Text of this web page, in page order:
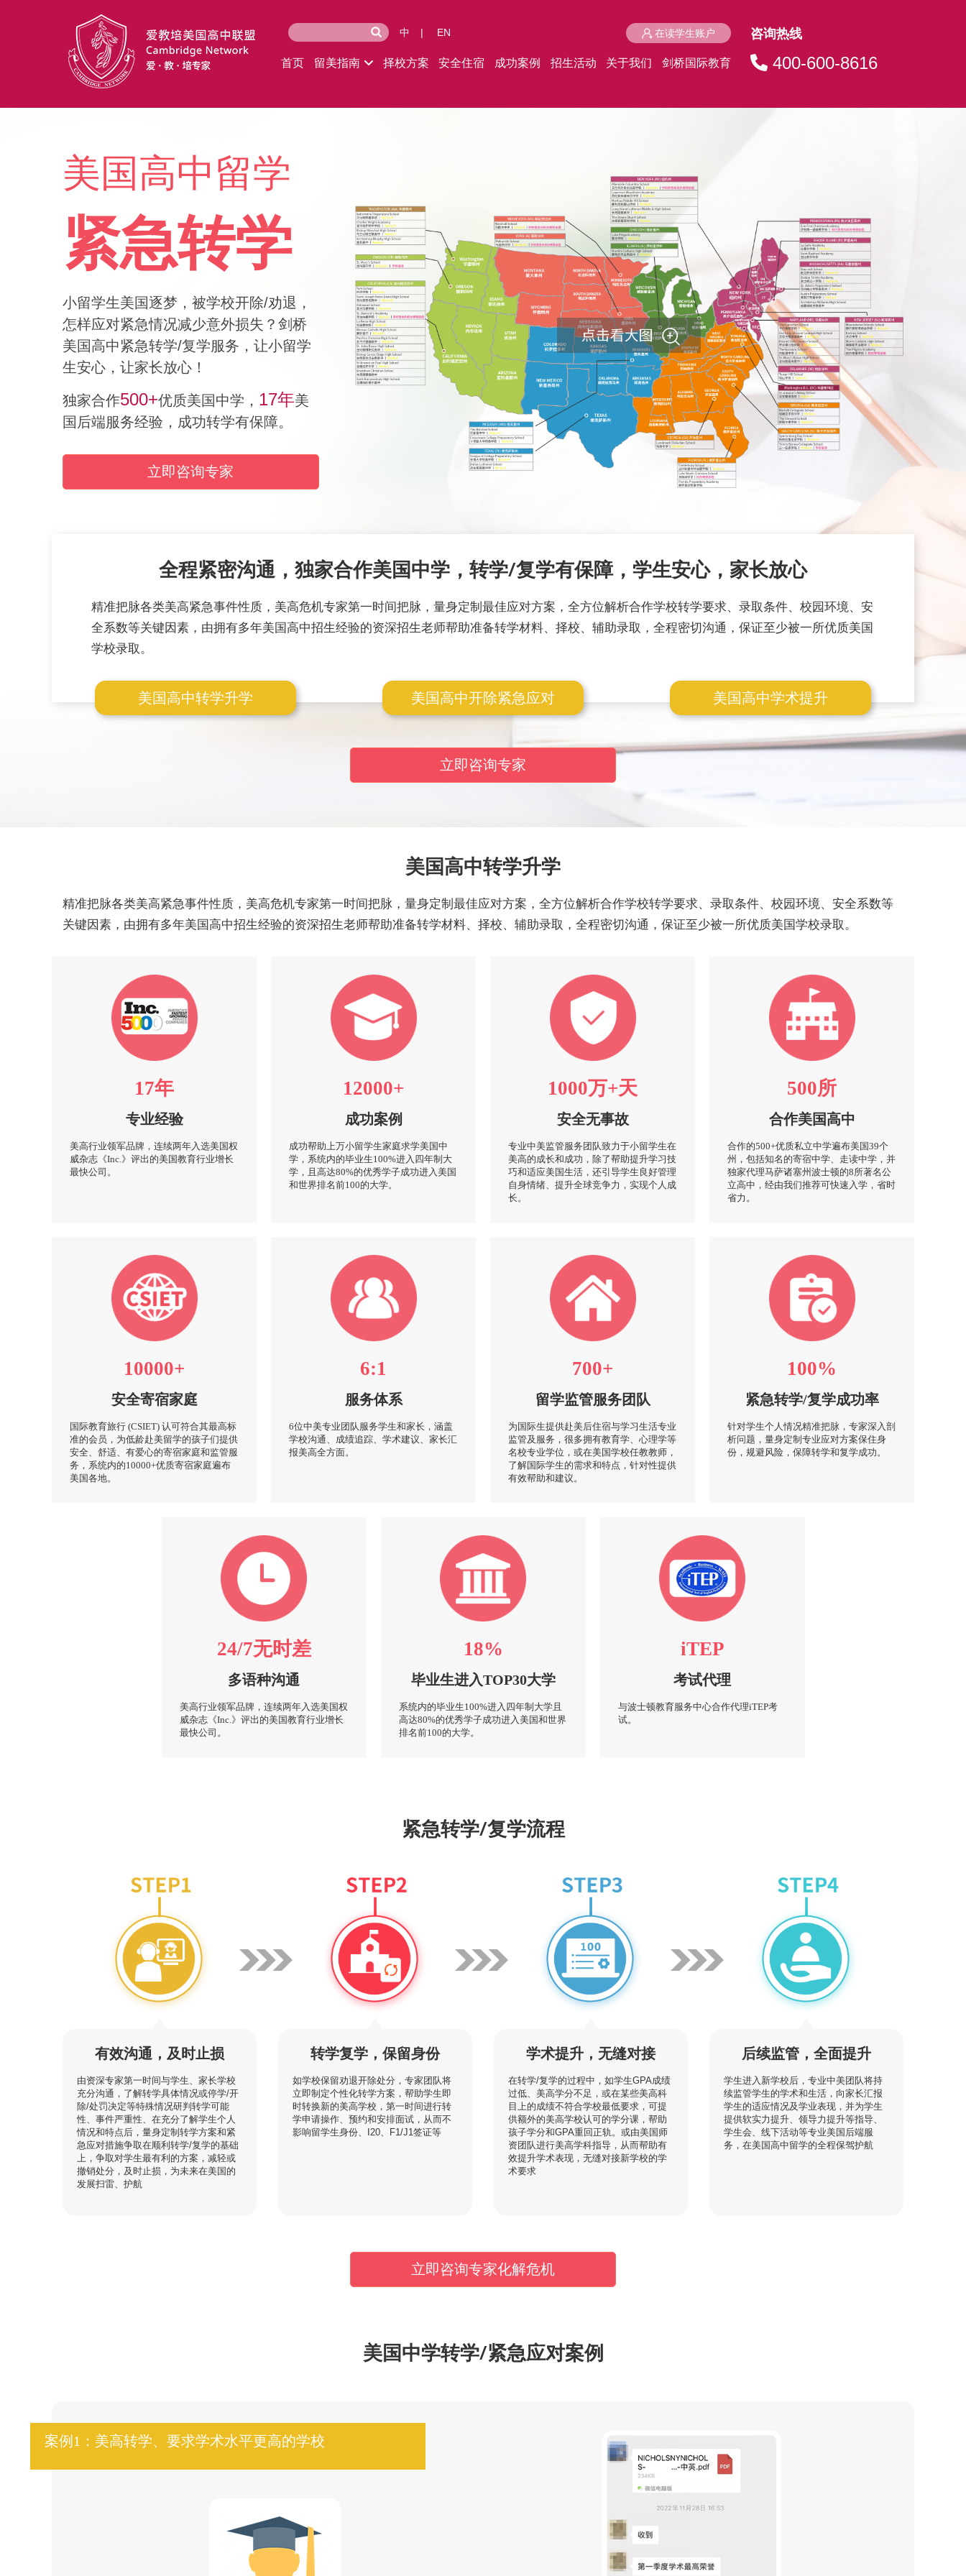
在读学生账户
中 | EN
首页 留美指南 择校方案 安全住宿 成功案例 招生活动 关于我们 剑桥国际教育
咨询热线
400-600-8616
美国高中留学
紧急转学
小留学生美国逐梦，被学校开除/劝退，
怎样应对紧急情况减少意外损失？剑桥
美国高中紧急转学/复学服务，让小留学
生安心，让家长放心！
独家合作500+优质美国中学， 17年美
国后端服务经验，成功转学有保障。
立即咨询专家
全程紧密沟通，独家合作美国中学，转学/复学有保障，学生安心，家长放心
精准把脉各类美高紧急事件性质，美高危机专家第一时间把脉，量身定制最佳应对方案，全方位解析合作学校转学要求、录取条件、校园环境、安
全系数等关键因素，由拥有多年美国高中招生经验的资深招生老师帮助准备转学材料、择校、辅助录取，全程密切沟通，保证至少被一所优质美国
学校录取。
美国高中转学升学 美国高中开除紧急应对 美国高中学术提升
立即咨询专家
美国高中转学升学
精准把脉各类美高紧急事件性质，美高危机专家第一时间把脉，量身定制最佳应对方案，全方位解析合作学校转学要求、录取条件、校园环境、安全系数等
关键因素，由拥有多年美国高中招生经验的资深招生老师帮助准备转学材料、择校、辅助录取，全程密切沟通，保证至少被一所优质美国学校录取。
17年
专业经验
美高行业领军品牌，连续两年入选美国权
威杂志《Inc.》评出的美国教育行业增长
最快公司。
12000+
成功案例
成功帮助上万小留学生家庭求学美国中
学，系统内的毕业生100%进入四年制大
学，且高达80%的优秀学子成功进入美国
和世界排名前100的大学。
1000万+天
安全无事故
专业中美监管服务团队致力于小留学生在
美高的成长和成功，除了帮助提升学习技
巧和适应美国生活，还引导学生良好管理
自身情绪、提升全球竞争力，实现个人成
长。
500所
合作美国高中
合作的500+优质私立中学遍布美国39个
州，包括知名的寄宿中学、走读中学，并
独家代理马萨诸塞州波士顿的8所著名公
立高中，经由我们推荐可快速入学，省时
省力。
10000+
安全寄宿家庭
国际教育旅行 (CSIET) 认可符合其最高标
准的会员，为低龄赴美留学的孩子们提供
安全、舒适、有爱心的寄宿家庭和监管服
务，系统内的10000+优质寄宿家庭遍布
美国各地。
6:1
服务体系
6位中美专业团队服务学生和家长，涵盖
学校沟通、成绩追踪、学术建议、家长汇
报美高全方面。
700+
留学监管服务团队
为国际生提供赴美后住宿与学习生活专业
监管及服务，很多拥有教育学、心理学等
名校专业学位，或在美国学校任教教师，
了解国际学生的需求和特点，针对性提供
有效帮助和建议。
100%
紧急转学/复学成功率
针对学生个人情况精准把脉，专家深入剖
析问题，量身定制专业应对方案保住身
份，规避风险，保障转学和复学成功。
24/7无时差
多语种沟通
美高行业领军品牌，连续两年入选美国权
威杂志《Inc.》评出的美国教育行业增长
最快公司。
18%
毕业生进入TOP30大学
系统内的毕业生100%进入四年制大学且
高达80%的优秀学子成功进入美国和世界
排名前100的大学。
iTEP
考试代理
与波士顿教育服务中心合作代理iTEP考
试。
紧急转学/复学流程
有效沟通，及时止损
由资深专家第一时间与学生、家长学校
充分沟通，了解转学具体情况或停学/开
除/处罚决定等特殊情况研判转学可能
性、事件严重性、在充分了解学生个人
情况和特点后，量身定制转学方案和紧
急应对措施争取在顺利转学/复学的基础
上，争取对学生最有利的方案，减轻或
撤销处分，及时止损，为未来在美国的
发展扫雷、护航
转学复学，保留身份
如学校保留劝退开除处分，专家团队将
立即制定个性化转学方案，帮助学生即
时转换新的美高学校，第一时间进行转
学申请操作、预约和安排面试，从而不
影响留学生身份、I20、F1/J1签证等
学术提升，无缝对接
在转学/复学的过程中，如学生GPA成绩
过低、美高学分不足，或在某些美高科
目上的成绩不符合学校最低要求，可提
供额外的美高学校认可的学分课，帮助
孩子学分和GPA重回正轨。或由美国师
资团队进行美高学科指导，从而帮助有
效提升学术表现，无缝对接新学校的学
术要求
后续监管，全面提升
学生进入新学校后，专业中美团队将持
续监管学生的学术和生活，向家长汇报
学生的适应情况及学业表现，并为学生
提供软实力提升、领导力提升等指导、
学生会、线下活动等专业美国后端服
务，在美国高中留学的全程保驾护航
立即咨询专家化解危机
美国中学转学/紧急应对案例
案例1：美高转学、要求学术水平更高的学校